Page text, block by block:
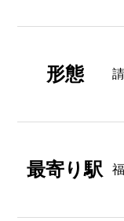
形態
最寄り駅